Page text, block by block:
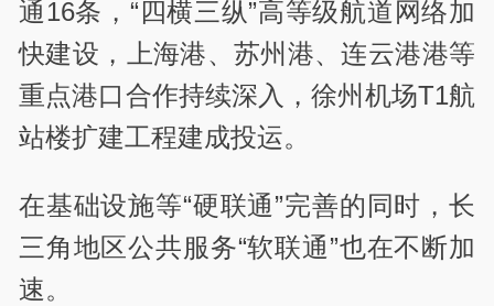
通16条，“四横三纵”高等级航道网络加
快建设，上海港、苏州港、连云港港等
重点港口合作持续深入，徐州机场T1航
站楼扩建工程建成投运。
在基础设施等“硬联通”完善的同时，长
三角地区公共服务“软联通”也在不断加
速。